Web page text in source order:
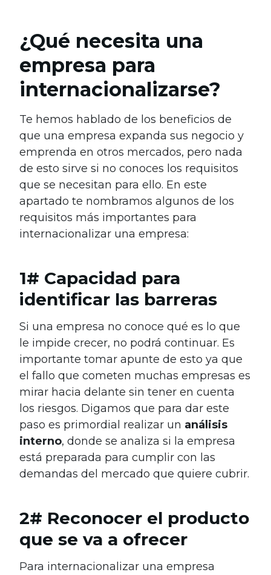
¿Qué necesita una
empresa para
internacionalizarse?
Te hemos hablado de los beneficios de
que una empresa expanda sus negocio y
emprenda en otros mercados, pero nada
de esto sirve si no conoces los requisitos
que se necesitan para ello. En este
apartado te nombramos algunos de los
requisitos más importantes para
internacionalizar una empresa:
1# Capacidad para
identificar las barreras
Si una empresa no conoce qué es lo que
le impide crecer, no podrá continuar. Es
importante tomar apunte de esto ya que
el fallo que cometen muchas empresas es
mirar hacia delante sin tener en cuenta
los riesgos. Digamos que para dar este
paso es primordial realizar un análisis
interno, donde se analiza si la empresa
está preparada para cumplir con las
demandas del mercado que quiere cubrir.
2# Reconocer el producto
que se va a ofrecer
Para internacionalizar una empresa